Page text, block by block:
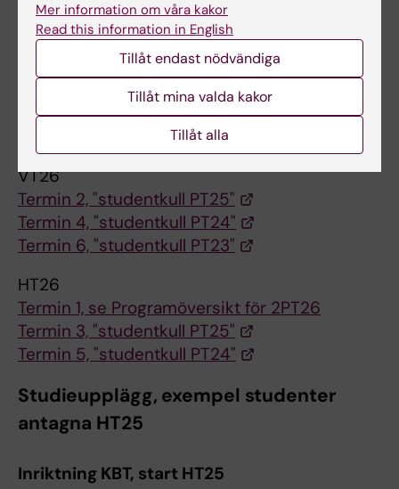
Undervisningsschema
Detaljerat undervisningsschema för hela
terminen hittar du via länkarna nedan. Notera
att dessa scheman innehåller kurserna för
kullensbådainriktningar. Obs! att schemat är
preliminärt fram till två veckor före kursstart.
VT26
Termin 2, "studentkull PT25"
Termin 4, "studentkull PT24"
Termin 6, "studentkull PT23"
HT26
Termin 1, se Programöversikt för 2PT26
Termin 3, "studentkull PT25"
Termin 5, "studentkull PT24"
Studieupplägg, exempel studenter
antagna HT25
Inriktning KBT, start HT25
Mer information om våra kakor
Read this information in English
Tillåt endast nödvändiga
Tillåt mina valda kakor
Tillåt alla